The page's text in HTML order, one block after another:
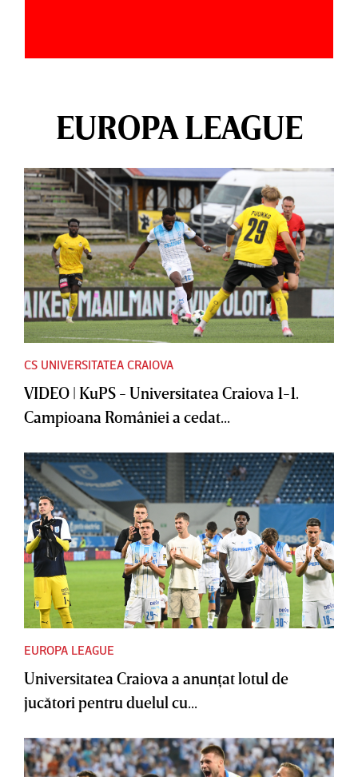
EUROPA LEAGUE
CS UNIVERSITATEA CRAIOVA
VIDEO | KuPS - Universitatea Craiova 1-1.
Campioana României a cedat...
EUROPA LEAGUE
Universitatea Craiova a anunţat lotul de
jucători pentru duelul cu...